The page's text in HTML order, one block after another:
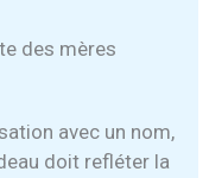
des mères
avec un nom,
doit refléter la